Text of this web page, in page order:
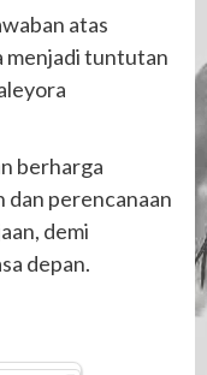
atas
menjadi tuntutan
berharga
perencanaan
demi
depan.